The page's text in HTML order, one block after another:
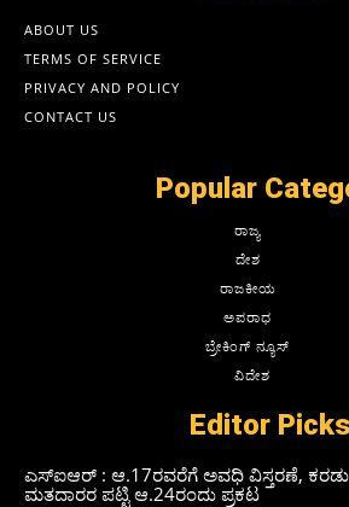
ABOUT US
TERMS OF SERVICE
PRIVACY AND POLICY
CONTACT US
Popular
ರಾಜ್ಯ
ದೇಶ
ರಾಜಕೀಯ
ಅಪರಾಧ
ಬ್ರೇಕಿಂಗ್ ನ್ಯೂಸ್
ವಿದೇಶ
Editor Picks
ಎಸ್‌ಐಆರ್‌ : ಆ.17ರವರೆಗೆ ಅವಧಿ ವಿಸ್ತರಣೆ, ಕರಡು
ಮತದಾರರ ಪಟ್ಟಿ ಆ.24ರಂದು ಪ್ರಕಟ